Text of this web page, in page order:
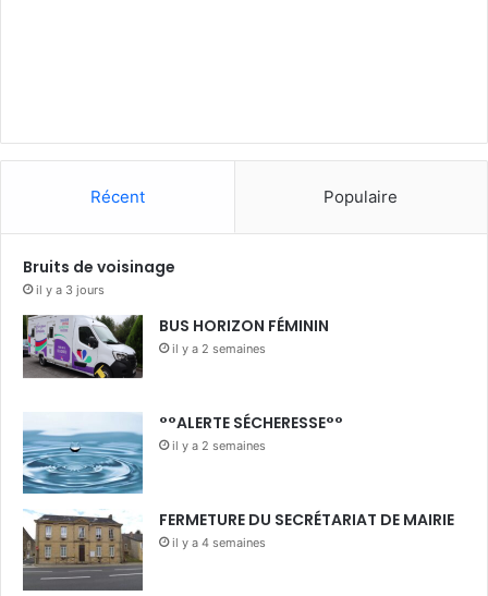
Récent Populaire
Bruits de voisinage
il y a 3 jours
BUS HORIZON FÉMININ
il y a 2 semaines
°°ALERTE SÉCHERESSE°°
il y a 2 semaines
FERMETURE DU SECRÉTARIAT DE MAIRIE
il y a 4 semaines